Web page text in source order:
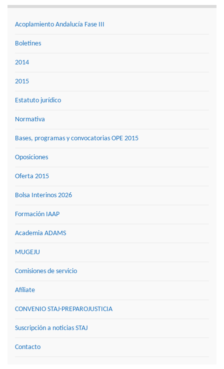
Acoplamiento Andalucía Fase III
Boletines
2014
2015
Estatuto jurídico
Normativa
Bases, programas y convocatorias OPE 2015
Oposiciones
Oferta 2015
Bolsa Interinos 2026
Formación IAAP
Academia ADAMS
MUGEJU
Comisiones de servicio
Afíliate
CONVENIO STAJ-PREPAROJUSTICIA
Suscripción a noticias STAJ
Contacto